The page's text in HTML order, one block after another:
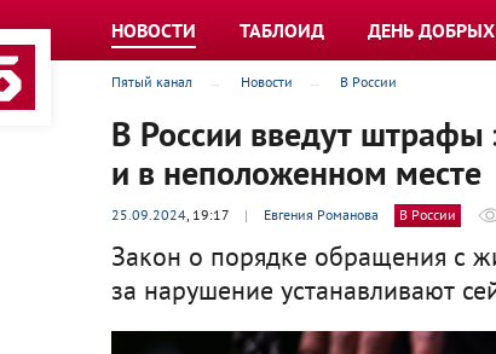
НОВОСТИ ТАБЛОИД ДЕНЬ
Пятый канал Новости В России
В России введут штрафы
и в неположенном месте
25.09.2024, 19:17 | Евгения Романова В России
Закон о порядке обращения с
за нарушение устанавливают